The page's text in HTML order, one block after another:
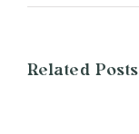
Related Posts